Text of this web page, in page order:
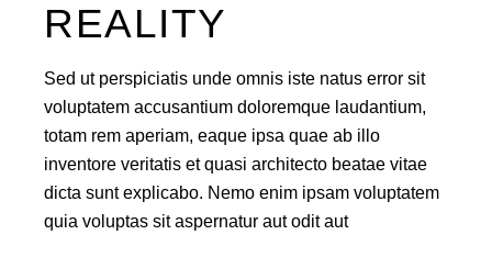
REALITY
Sed ut perspiciatis unde omnis iste natus error sit
voluptatem accusantium doloremque laudantium,
totam rem aperiam, eaque ipsa quae ab illo
inventore veritatis et quasi architecto beatae vitae
dicta sunt explicabo. Nemo enim ipsam voluptatem
quia voluptas sit aspernatur aut odit aut